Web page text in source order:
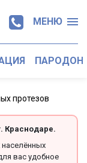
МЕНЮ
протезов
Краснодаре.
вас удобное